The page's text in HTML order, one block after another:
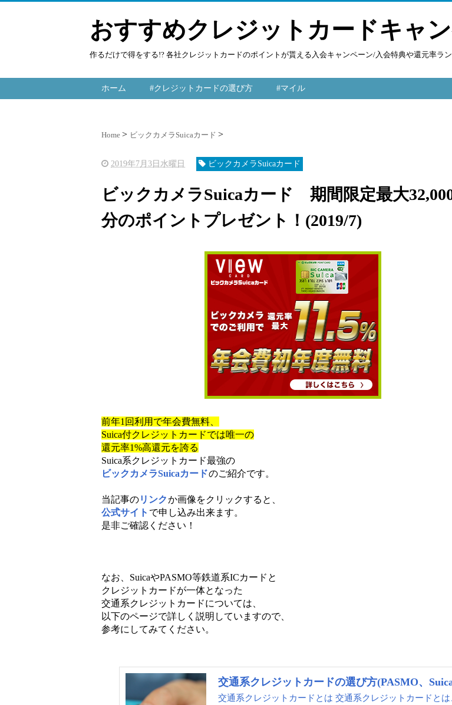
おすすめクレジットカードキャ
作るだけで得をする!? 各社クレジットカードのポイントが貰える入会キャンペーン/入会特典や還元率ラ
ホーム #クレジットカードの選び方 #マイル
Home ビックカメラSuicaカード
2019年7月3日水曜日 ビックカメラSuicaカード
ビックカメラSuicaカード 期間限定最大
分のポイントプレゼント！(2019/7)
前年1回利用で年会費無料、
Suica付クレジットカードでは唯一の
還元率1%高還元を誇る
Suica系クレジットカード最強の
ビックカメラSuicaカードのご紹介です。
当記事のリンクか画像をクリックすると、
公式サイト で申し込み出来ます。
是非ご確認ください！
なお、SuicaやPASMO等鉄道系ICカードと
クレジットカードが一体となった
交通系クレジットカードについては、
以下のページで詳しく説明していますので、
参考にしてみてください。
交通系クレジットカードの選び方(PASMO、
交通系クレジットカードとは 交通系クレジットカードとは